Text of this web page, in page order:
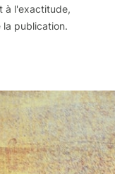
à l'exactitude,
publication.